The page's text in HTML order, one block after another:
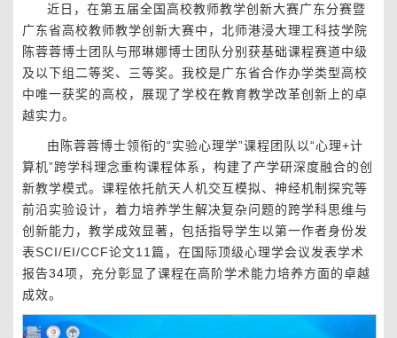
近日，在第五届全国高校教师教学创新大赛广东分赛暨
广东省高校教师教学创新大赛中，北师港浸大理工科技学院
陈蓉蓉博士团队与邢琳娜博士团队分别获基础课程赛道中级
及以下组二等奖、三等奖。我校是广东省合作办学类型高校
中唯一获奖的高校，展现了学校在教育教学改革创新上的卓
越实力。
由陈蓉蓉博士领衔的“实验心理学”课程团队以“心理+计
算机”跨学科理念重构课程体系，构建了产学研深度融合的创
新教学模式。课程依托航天人机交互模拟、神经机制探究等
前沿实验设计，着力培养学生解决复杂问题的跨学科思维与
创新能力，教学成效显著，包括指导学生以第一作者身份发
表SCI/EI/CCF论文11篇，在国际顶级心理学会议发表学术
报告34项，充分彰显了课程在高阶学术能力培养方面的卓越
成效。